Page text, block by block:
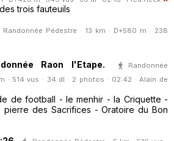
trois fauteuils
Randonnée Pédestre · 13 km · D+580 m · 238
Raon l'Etape.
Randonnée
· 514 vus · 34 dl · 2 photos · 02:42 ·Alain de
de football - le menhir - la Criquette -
des Sacrifices - Oratoire du Bon